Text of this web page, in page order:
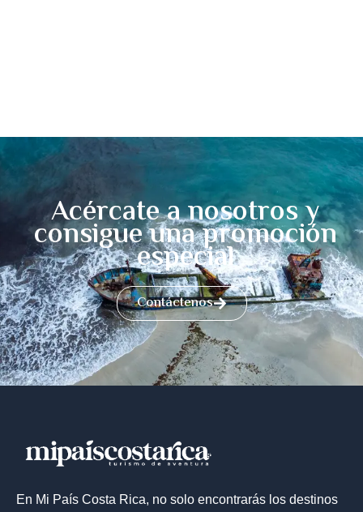
Acércate a nosotros y
consigue una promoción
especial
Contáctenos
En Mi País Costa Rica, no solo encontrarás los destinos